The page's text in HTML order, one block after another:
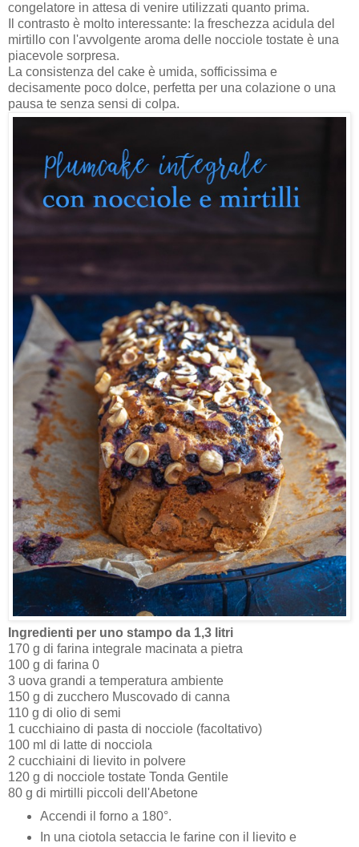
congelatore in attesa di venire utilizzati quanto prima.
Il contrasto è molto interessante: la freschezza acidula del
mirtillo con l'avvolgente aroma delle nocciole tostate è una
piacevole sorpresa.
La consistenza del cake è umida, sofficissima e
decisamente poco dolce, perfetta per una colazione o una
pausa te senza sensi di colpa.
Ingredienti per uno stampo da 1,3 litri
170 g di farina integrale macinata a pietra
100 g di farina 0
3 uova grandi a temperatura ambiente
150 g di zucchero Muscovado di canna
110 g di olio di semi
1 cucchiaino di pasta di nocciole (facoltativo)
100 ml di latte di nocciola
2 cucchiaini di lievito in polvere
120 g di nocciole tostate Tonda Gentile
80 g di mirtilli piccoli dell'Abetone
Accendi il forno a 180°.
In una ciotola setaccia le farine con il lievito e